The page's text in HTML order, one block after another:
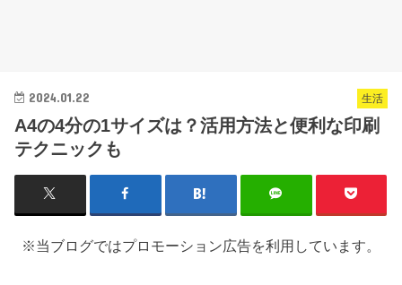
生活
2024.01.22
A4の4分の1サイズは？活用方法と便利な印刷
テクニックも
※当ブログではプロモーション広告を利用しています。